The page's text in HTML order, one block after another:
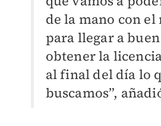
de la mano con
para llegar a
obtener la
al final del día lo
buscamos”,